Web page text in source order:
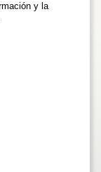
y la